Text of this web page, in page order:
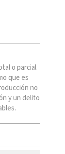
o parcial
que es
no
y un delito